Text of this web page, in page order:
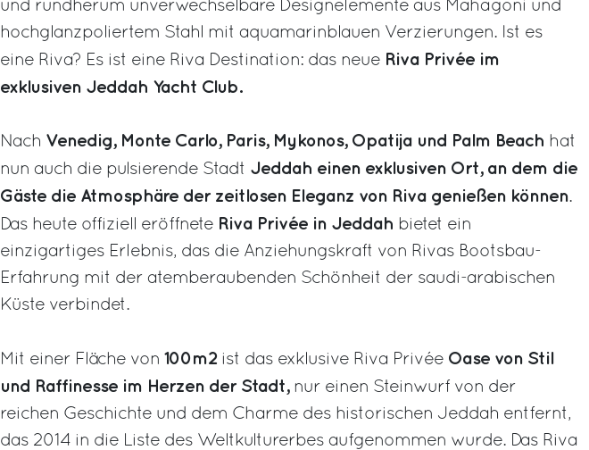
und rundherum unverwechselbare Designelemente aus Mahagoni und
hochglanzpoliertem Stahl mit aquamarinblauen Verzierungen. Ist es
eine Riva? Es ist eine Riva Destination: das neue Riva Privée im
exklusiven Jeddah Yacht Club.
Nach Venedig, Monte Carlo, Paris, Mykonos, Opatija und Palm Beach hat
nun auch die pulsierende Stadt Jeddah einen exklusiven Ort, an dem die
Gäste die Atmosphäre der zeitlosen Eleganz von Riva genießen können.
Das heute offiziell eröffnete Riva Privée in Jeddah bietet ein
einzigartiges Erlebnis, das die Anziehungskraft von Rivas Bootsbau-
Erfahrung mit der atemberaubenden Schönheit der saudi-arabischen
Küste verbindet.
Mit einer Fläche von 100m2 ist das exklusive Riva Privée Oase von Stil
und Raffinesse im Herzen der Stadt,nur einen Steinwurf von der
reichen Geschichte und dem Charme des historischen Jeddah entfernt,
das 2014 in die Liste des Weltkulturerbes aufgenommen wurde. Das Riva